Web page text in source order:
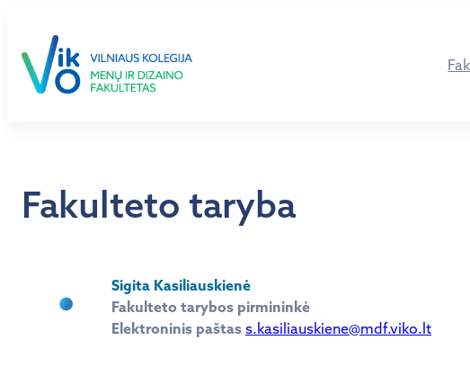
turinio
Fakulteto taryba
Sigita Kasiliauskienė
Fakulteto tarybos pirmininkė
Elektroninis paštas s.kasiliauskiene@mdf.viko.lt